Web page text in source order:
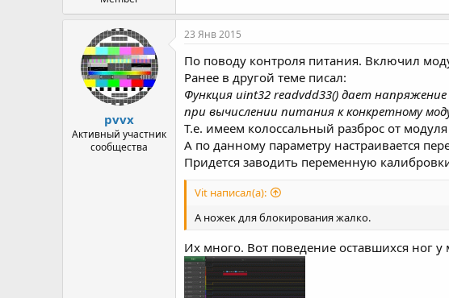
pvvx
Активный участник
сообщества
23 Янв 2015
По поводу контроля питания. Включил
Ранее в другой теме писал:
Функция uint32 readvdd33() дает напряжение
при вычислении питания к конкретному
Т.е. имеем колоссальный разброс от
А по данному параметру настраивается
Придется заводить переменную
Vit написал(а):
А ножек для блокирования жалко.
Их много. Вот поведение оставшихся ног у